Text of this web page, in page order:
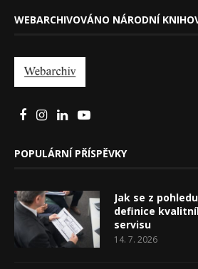
WEBARCHIVOVÁNO NÁRODNÍ
POPULÁRNÍ PŘÍSPĚVKY
Jak se z
definice
servisu
14. 7. 2026